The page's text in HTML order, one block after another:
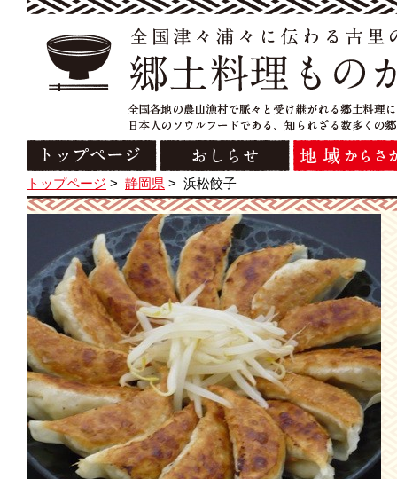
トップページ > 静岡県 > 浜松餃子